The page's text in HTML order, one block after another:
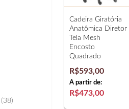
Cadeira Giratória
Anatômica Diretor
Tela Mesh
Encosto
Quadrado
R$593,00
A partir de:
R$473,00
(38)